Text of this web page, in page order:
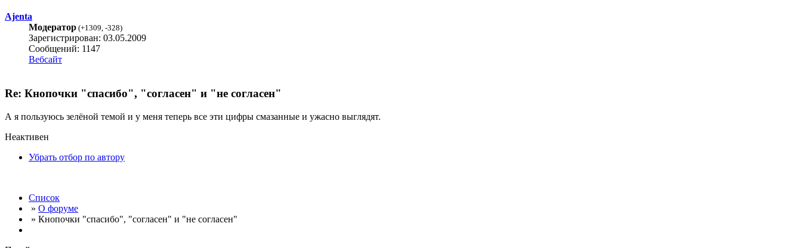
Ajenta
Модератор (+1309, -328)
Зарегистрирован: 03.05.2009
Сообщений: 1147
Вебсайт
Re: Кнопочки "спасибо", "согласен" и "не согласен"
А я пользуюсь зелёной темой и у меня теперь все эти цифры смазанные и ужасно выглядят.
Неактивен
Убрать отбор по автору
Список
» О форуме
» Кнопочки "спасибо", "согласен" и "не согласен"